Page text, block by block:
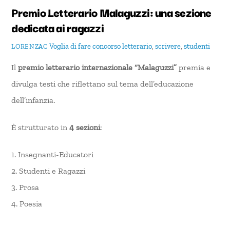
Premio Letterario Malaguzzi: una sezione
dedicata ai ragazzi
LORENZAC Voglia di fareconcorso letterario, scrivere, studenti
Ilpremio letterario internazionale “Malaguzzi”premia e
divulga testi che riflettano sul tema dell’educazione
dell’infanzia.
È strutturato in4 sezioni:
1. Insegnanti-Educatori
2. Studenti e Ragazzi
3. Prosa
4. Poesia